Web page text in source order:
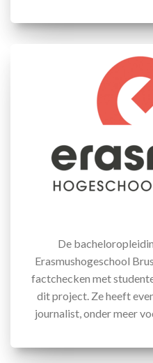
De
Erasmushogeschool
factchecken met
dit project. Ze heeft
journalist, onder meer